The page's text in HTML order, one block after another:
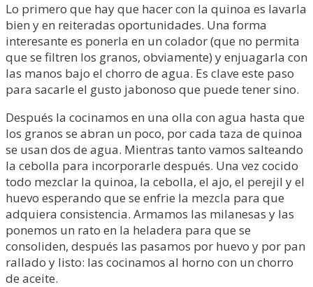
Lo primero que hay que hacer con la quinoa es lavarla
bien y en reiteradas oportunidades. Una forma
interesante es ponerla en un colador (que no permita
que se filtren los granos, obviamente) y enjuagarla con
las manos bajo el chorro de agua. Es clave este paso
para sacarle el gusto jabonoso que puede tener sino.
Después la cocinamos en una olla con agua hasta que
los granos se abran un poco, por cada taza de quinoa
se usan dos de agua. Mientras tanto vamos salteando
la cebolla para incorporarle después. Una vez cocido
todo mezclar la quinoa, la cebolla, el ajo, el perejil y el
huevo esperando que se enfrie la mezcla para que
adquiera consistencia. Armamos las milanesas y las
ponemos un rato en la heladera para que se
consoliden, después las pasamos por huevo y por pan
rallado y listo: las cocinamos al horno con un chorro
de aceite.